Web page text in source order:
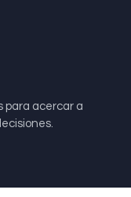
para acercar a